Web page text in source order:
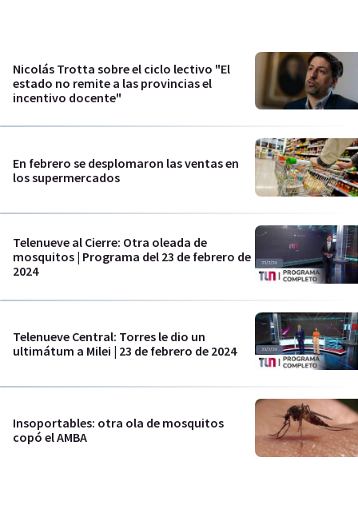
Nicolás Trotta sobre el ciclo lectivo "El
estado no remite a las provincias el
incentivo docente"
En febrero se desplomaron las ventas en
los supermercados
Telenueve al Cierre: Otra oleada de
mosquitos | Programa del 23 de febrero de
2024
Telenueve Central: Torres le dio un
ultimátum a Milei | 23 de febrero de 2024
Insoportables: otra ola de mosquitos
copó el AMBA